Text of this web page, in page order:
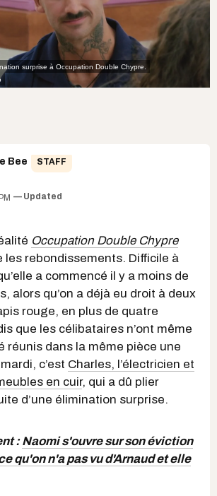
surprise à Occupation Double Chypre.
Bee STAFF
Updated
Occupation Double Chypre
les rebondissements. Difficile à
a commencé il y a moins de
alors qu’on a déjà eu droit à deux
rouge, en plus de quatre
que les célibataires n’ont même
réunis dans la même pièce une
c’est Charles, l’électricien et
en cuir, qui a dû plier
d’une élimination surprise.
:Naomi s'ouvre sur son éviction
qu'on n'a pas vu d'Arnaud et elle